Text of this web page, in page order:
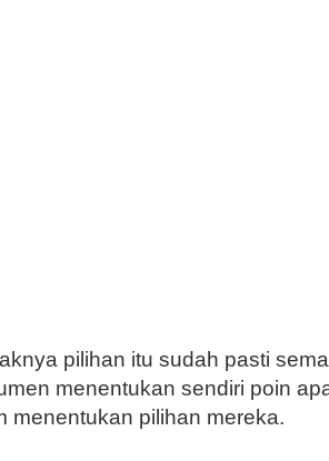
pilihan itu sudah pasti
menentukan sendiri poin
menentukan pilihan mereka.